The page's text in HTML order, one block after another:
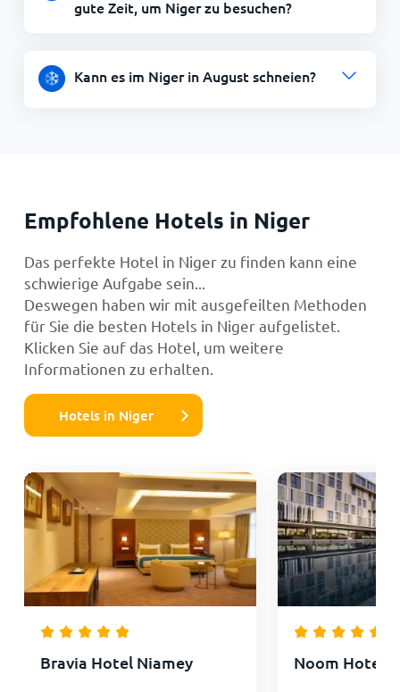
gute Zeit, um Niger zu besuchen?
Kann es im Niger in August schneien?
Empfohlene Hotels in Niger
Das perfekte Hotel in Niger zu finden kann eine
schwierige Aufgabe sein...
Deswegen haben wir mit ausgefeilten Methoden
für Sie die besten Hotels in Niger aufgelistet.
Klicken Sie auf das Hotel, um weitere
Informationen zu erhalten.
Hotels in Niger
Bravia Hotel Niamey Noom Hotel